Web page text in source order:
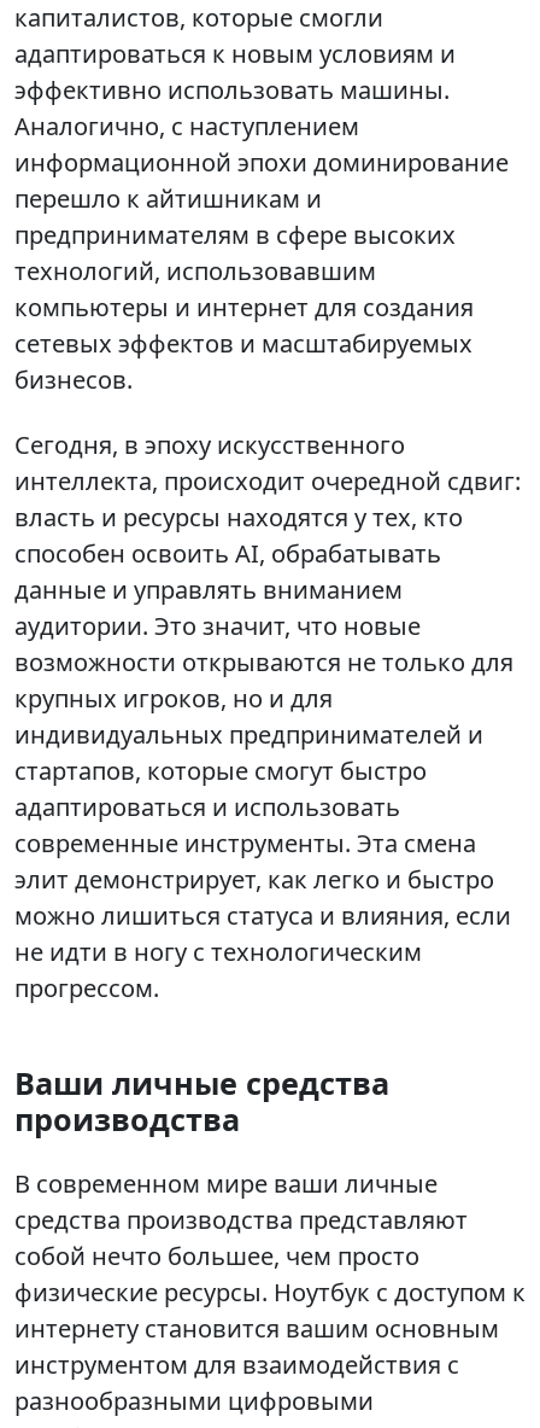
капиталистов, которые смогли
адаптироваться к новым условиям и
эффективно использовать машины.
Аналогично, с наступлением
информационной эпохи доминирование
перешло к айтишникам и
предпринимателям в сфере высоких
технологий, использовавшим
компьютеры и интернет для создания
сетевых эффектов и масштабируемых
бизнесов.
Сегодня, в эпоху искусственного
интеллекта, происходит очередной сдвиг:
власть и ресурсы находятся у тех, кто
способен освоить AI, обрабатывать
данные и управлять вниманием
аудитории. Это значит, что новые
возможности открываются не только для
крупных игроков, но и для
индивидуальных предпринимателей и
стартапов, которые смогут быстро
адаптироваться и использовать
современные инструменты. Эта смена
элит демонстрирует, как легко и быстро
можно лишиться статуса и влияния, если
не идти в ногу с технологическим
прогрессом.
Ваши личные средства
производства
В современном мире ваши личные
средства производства представляют
собой нечто большее, чем просто
физические ресурсы. Ноутбук с доступом к
интернету становится вашим основным
инструментом для взаимодействия с
разнообразными цифровыми